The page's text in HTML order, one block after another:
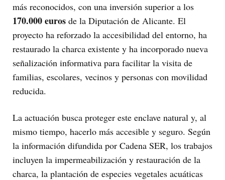
más reconocidos, con una inversión superior a los
170.000 euros de la Diputación de Alicante. El
proyecto ha reforzado la accesibilidad del entorno, ha
restaurado la charca existente y ha incorporado nueva
señalización informativa para facilitar la visita de
familias, escolares, vecinos y personas con movilidad
reducida.
La actuación busca proteger este enclave natural y, al
mismo tiempo, hacerlo más accesible y seguro. Según
la información difundida por Cadena SER, los trabajos
incluyen la impermeabilización y restauración de la
charca, la plantación de especies vegetales acuáticas